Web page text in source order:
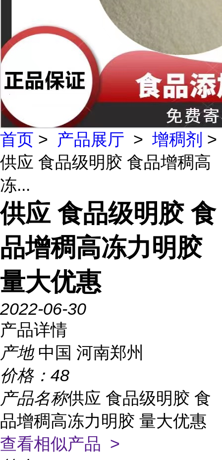
首页 > 产品展厅 > 增稠剂 >
供应 食品级明胶 食品增稠高
冻...
供应 食品级明胶 食
品增稠高冻力明胶
量大优惠
2022-06-30
产品详情
产地 中国 河南郑州
价格： 48
产品名称供应 食品级明胶 食
品增稠高冻力明胶 量大优惠
查看相似产品 >